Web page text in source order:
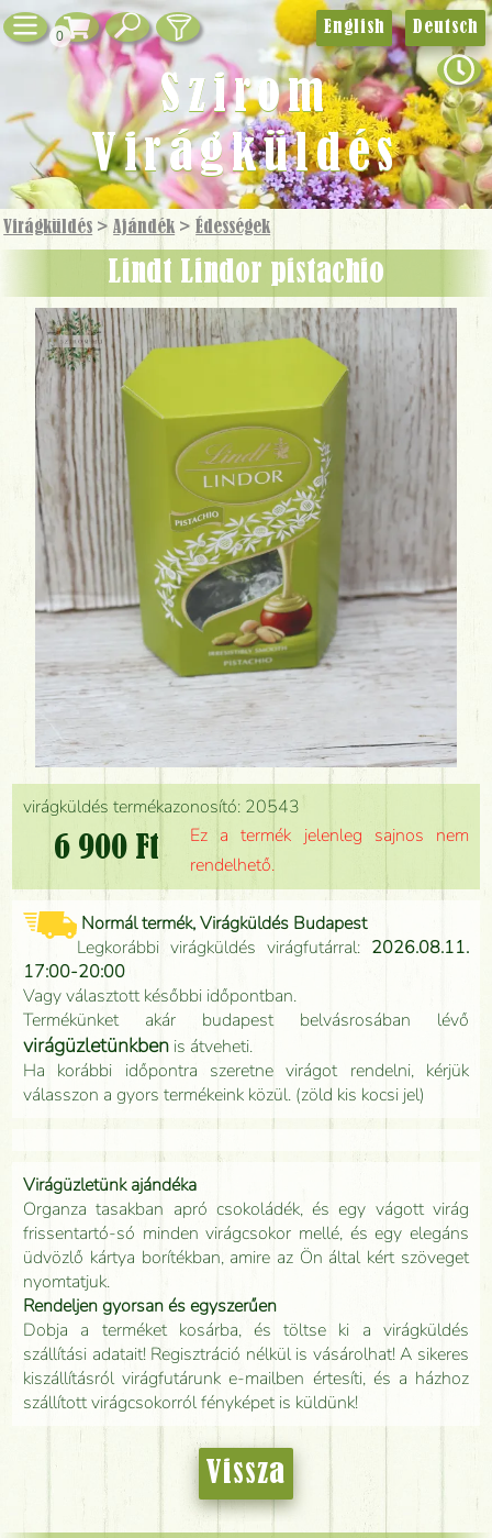
0
Virágküldés >Ajándék > Édességek
Lindt Lindor pistachio
virágküldés termékazonosító: 20543
6 900 Ft
Ez a termék jelenleg sajnos nem
rendelhető.
Normál termék, Virágküldés Budapest
Legkorábbi virágküldés virágfutárral: 2026.08.11.
17:00-20:00
Vagy választott későbbi időpontban.
Termékünket akár budapest belvásrosában lévő
virágüzletünkben is átveheti.
Ha korábbi időpontra szeretne virágot rendelni, kérjük
válasszon a gyors termékeink közül. (zöld kis kocsi jel)
Virágüzletünk ajándéka
Organza tasakban apró csokoládék, és egy vágott virág
frissentartó-só minden virágcsokor mellé, és egy elegáns
üdvözlő kártya borítékban, amire az Ön által kért szöveget
nyomtatjuk.
Rendeljen gyorsan és egyszerűen
Dobja a terméket kosárba, és töltse ki a virágküldés
szállítási adatait! Regisztráció nélkül is vásárolhat! A sikeres
kiszállításról virágfutárunk e-mailben értesíti, és a házhoz
szállított virágcsokorról fényképet is küldünk!
Vissza
English Deutsch
Szirom
Virágküldés